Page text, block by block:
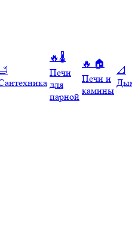
🔥🌡️
Печи
для
парной
🔥 🏠
Печи и
камины
📐